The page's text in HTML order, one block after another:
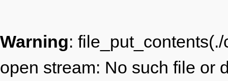
Warning:
open stream: No such file or